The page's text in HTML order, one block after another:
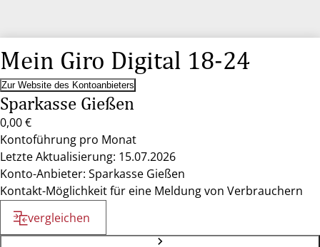
Mein Giro Digital 18-24
Zur Website des Kontoanbieters
Sparkasse Gießen
0,00 €
Kontoführung pro Monat
Letzte Aktualisierung: 15.07.2026
Konto-Anbieter: Sparkasse Gießen
Kontakt-Möglichkeit für eine Meldung von Verbrauchern
vergleichen